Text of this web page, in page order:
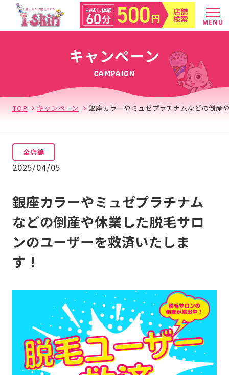
お試し体験
60分 500円
店舗
検索 MENU
キャンペーン
CAMPAIGN
TOP キャンペーン 銀座カラーやミュゼプラチナムなどの倒産
全店舗
2025/04/05
銀座カラーやミュゼプラチナム
などの倒産や休業した脱毛サロ
ンのユーザーを救済いたしま
す！